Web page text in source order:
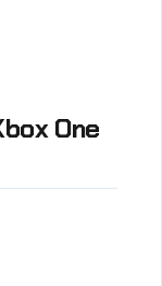
One